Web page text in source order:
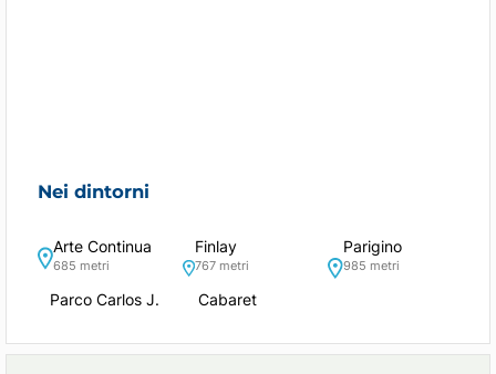
Nei dintorni
Arte Continua
685 metri
Parco Carlos J.
Finlay
767 metri
Cabaret
Parigino
985 metri